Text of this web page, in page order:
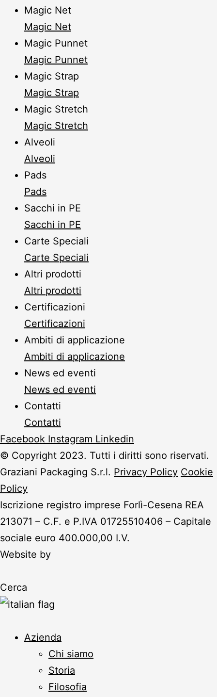
Magic Net
Magic Net
Magic Punnet
Magic Punnet
Magic Strap
Magic Strap
Magic Stretch
Magic Stretch
Alveoli
Alveoli
Pads
Pads
Sacchi in PE
Sacchi in PE
Carte Speciali
Carte Speciali
Altri prodotti
Altri prodotti
Certificazioni
Certificazioni
Ambiti di applicazione
Ambiti di applicazione
News ed eventi
News ed eventi
Contatti
Contatti
Facebook Instagram Linkedin
© Copyright 2023. Tutti i diritti sono riservati.
Graziani Packaging S.r.l. Privacy Policy Cookie
Policy
Iscrizione registro imprese Forlì-Cesena REA
213071 – C.F. e P.IVA 01725510406 – Capitale
sociale euro 400.000,00 I.V.
Website by
Cerca
Azienda
Chi siamo
Storia
Filosofia